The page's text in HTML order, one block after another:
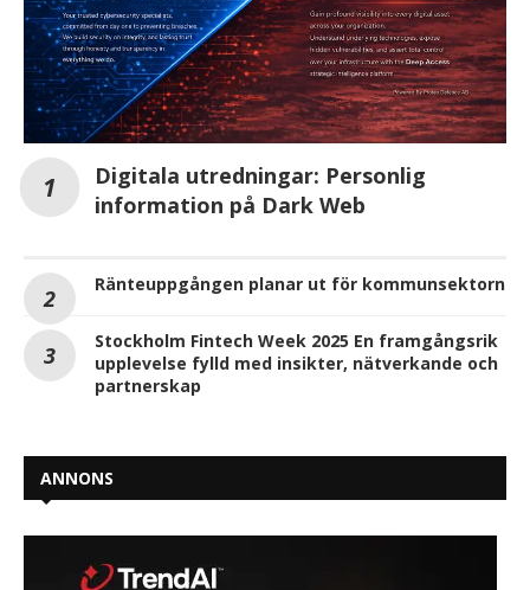
Digitala utredningar: Personlig
information på Dark Web
Ränteuppgången planar ut för kommunsektorn
Stockholm Fintech Week 2025 En framgångsrik
upplevelse fylld med insikter, nätverkande och
partnerskap
ANNONS